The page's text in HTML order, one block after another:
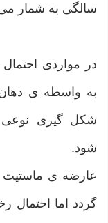
سالگی به شمار
در مواردی
به واسطه ی
شکل گیری نوعی
شود.
عارضه ی ماستیت
گردد اما احتمال